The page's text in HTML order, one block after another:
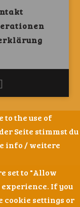
to the use of
Seite stimmst du
info / weitere
set to "Allow
If you
cookie settings or